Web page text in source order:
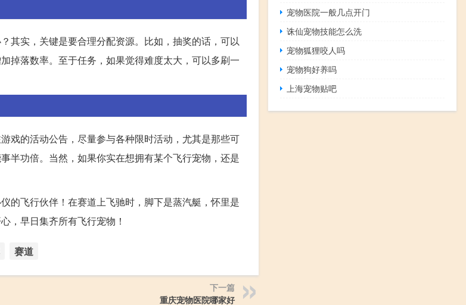
其实，关键是要合理分配资源。比如，抽奖的话，可以
掉落数率。至于任务，如果觉得难度太大，可以多刷一
戏的活动公告，尽量参与各种限时活动，尤其是那些可
半功倍。当然，如果你实在想拥有某个飞行宠物，还是
的飞行伙伴！在赛道上飞驰时，脚下是蒸汽艇，怀里是
，早日集齐所有飞行宠物！
赛道
下一篇
重庆宠物医院哪家好
宠物医院一般几点开门
诛仙宠物技能怎么洗
宠物狐狸咬人吗
宠物狗好养吗
上海宠物贴吧